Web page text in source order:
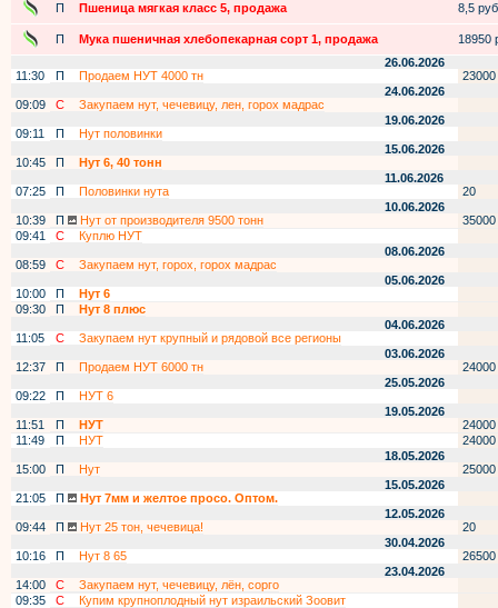
П Пшеница мягкая класс 5, продажа 8,5
П Мука пшеничная хлебопекарная сорт 1, продажа
18950
26.06.2026
11:30
П Продаем НУТ 4000 тн
23000
24.06.2026
09:09
С
Закупаем нут, чечевицу, лен, горох мадрас
19.06.2026
09:11
П
Нут половинки
15.06.2026
10:45
П
Нут 6, 40 тонн
11.06.2026
07:25
П Половинки нута
20
10.06.2026
10:39
П Нут от производителя 9500 тонн
35000
09:41
С
Куплю НУТ
08.06.2026
08:59
С
Закупаем нут, горох, горох мадрас
05.06.2026
10:00
П
Нут 6
09:30
П
Нут 8 плюс
04.06.2026
11:05
С
Закупаем нут крупный и рядовой все регионы
03.06.2026
12:37
П Продаем НУТ 6000 тн
24000
25.05.2026
09:22
П
НУТ 6
19.05.2026
11:51
П НУТ
24000
11:49
П НУТ
24000
18.05.2026
15:00
П Нут
25000
15.05.2026
21:05
П
Нут 7мм и желтое просо. Оптом.
12.05.2026
09:44
П Нут 25 тон, чечевица!
20
30.04.2026
10:16
П Нут 8 65
26500
23.04.2026
14:00
С
Закупаем нут, чечевицу, лён, сорго
09:35
С
Купим крупноплодный нут израильский Зоовит